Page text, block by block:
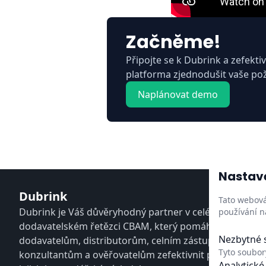
Začněme!
Připojte se k Dubrink a
platforma zjednodušit vaše
Naplánovat demo
Dubrink
Dubrink je Váš důvěryhodný partner v celém
dodavatelském řetězci CBAM, který pomáhá dovozcům,
dodavatelům, distributorům, celním zástupcům,
konzultantům a ověřovatelům zefektivnit procesy a
Tato
používání
Nezbytné
Tyto